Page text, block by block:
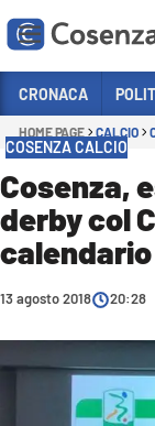
Sezioni
POLITICA
COSENZA CALCIO
ECONOMIA E
SANITÀ
SPORT
CRONACA
HOME PAGE CALCIO
COSENZA CALCIO
Cosenza,
derby col
calendario
13 agosto 2018 20:28